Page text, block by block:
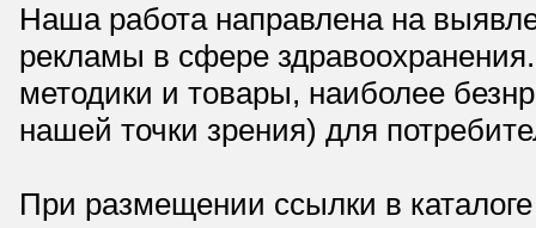
Наша работа направлена на
рекламы в сфере
методики и товары, наиболее
нашей точки зрения) для
При размещении ссылки в